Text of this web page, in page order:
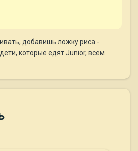
добавишь ложку риса -
которые едят Junior, всем